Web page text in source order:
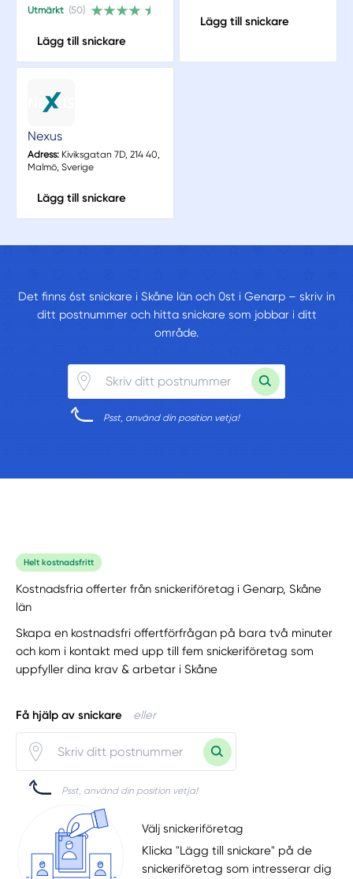
Utmärkt (50)
Lägg till snickare
Lägg till snickare
Nexus
Adress:Kiviksgatan 7D, 214 40,
Malmö, Sverige
Lägg till snickare
Det finns 6st snickare i Skåne län och 0st i Genarp – skriv in
ditt postnummer och hitta snickare som jobbar i ditt
område.
Psst, använd din position vetja!
Helt kostnadsfritt
Kostnadsfria offerter från snickeriföretag i Genarp, Skåne
län
Skapa en kostnadsfri offertförfrågan på bara två minuter
och kom i kontakt med upp till fem snickeriföretag som
uppfyller dina krav & arbetar i Skåne
Få hjälp av snickare eller
Psst, använd din position vetja!
Välj snickeriföretag
Klicka "Lägg till snickare" på de
snickeriföretag som intresserar dig